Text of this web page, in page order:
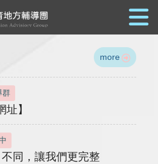
more
群
址】
同，讓我們更完整